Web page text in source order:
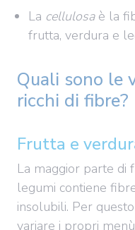
La cellulosaè la
frutta, verdura e
Quali sono le
ricchi di fibre?
Frutta e
La maggior parte di
legumi contiene
insolubili. Per
variare i propri